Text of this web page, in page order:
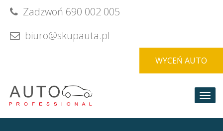
Zadzwoń 690 002 005
biuro@skupauta.pl
WYCEŃ AUTO